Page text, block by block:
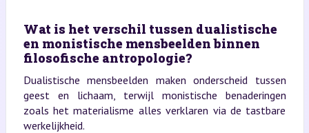
Wat is het verschil tussen dualistische
en monistische mensbeelden binnen
filosofische antropologie?
Dualistische mensbeelden maken onderscheid tussen
geest en lichaam, terwijl monistische benaderingen
zoals het materialisme alles verklaren via de tastbare
werkelijkheid.